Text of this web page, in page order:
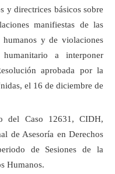
y directrices básicos sobre
manifiestas de las
humanos y de violaciones
a interponer
aprobada por la
el 16 de diciembre de
del Caso 12631, CIDH,
de Asesoría en Derechos
de Sesiones de la
Humanos.